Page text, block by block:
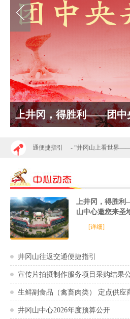
“青马工程”上井冈 挺膺
山往返交通便捷指引 “井冈山上看世界——
上井冈，得胜
山中心邀您来圣
[详细]
井冈山往返交通便捷指引
宣传片拍摄制作服务项目采购结果
生鲜副食品（禽畜肉类） 定点供应
井冈山中心2026年度预算公开